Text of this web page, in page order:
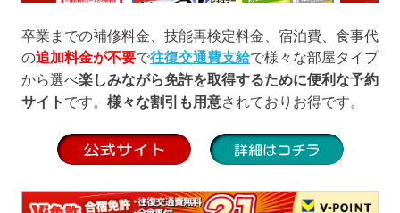
卒業までの補修料金、技能再検定料金、宿泊費、食事代
の追加料金が不要で往復交通費支給で様々な部屋タイプ
から選べ楽しみながら免許を取得するために便利な予約
サイト です。 様々な割引も用意されておりお得です。